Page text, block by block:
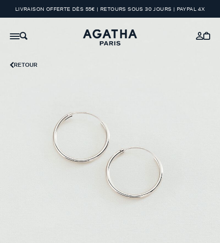
LIVRAISON OFFERTE DÈS 55€ | RETOURS SOUS 30 JOURS | PAYPAL 4X
RETOUR